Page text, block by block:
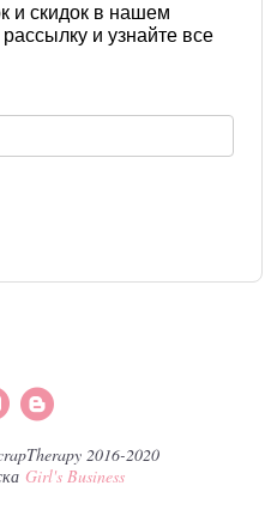
и скидок в нашем
и узнайте все
2016-2020
Girl's Business